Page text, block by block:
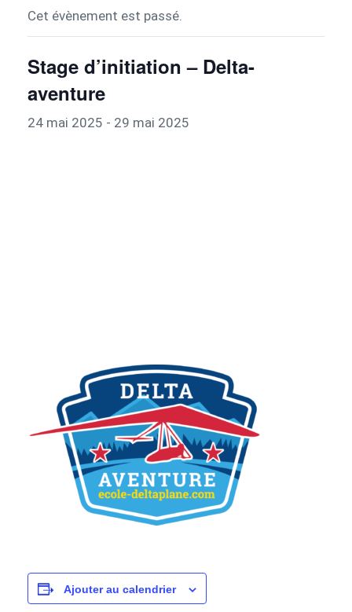
Cet évènement est passé.
Stage d’initiation – Delta-
aventure
24 mai 2025 - 29 mai 2025
Ajouter au calendrier